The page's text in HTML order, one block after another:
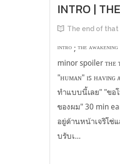
เสี่ย—
INTRO |
The end of
ᴵᴺᵀᴿᴼ ; ᵀᴴᴱ
minor spoiler ᴛʜᴇ
"ʜᴜᴍᴀɴ" ɪꜱ
ทำแบบนี้เลย" "ข
ของผม" 30 min
อยู่ด้านหน้าเจริโช่
บรับเ...